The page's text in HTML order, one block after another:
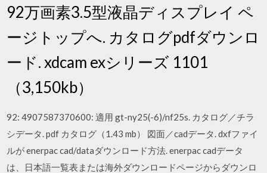
92万画素3.5型液晶ディスプレイ ペ
ージトップへ. カタログpdfダウンロ
ード. xdcam exシリーズ 1101
（3,150kb）
92: 4907587370600: 適用 gt-ny25(-6)/nf25s. カタログ／チラ
シデータ. pdf カタログ（1.43 mb） 図面／cadデータ. dxfファイ
ルが enerpac cad/dataダウンロード方法. enerpac cadデータ
は、日本語一覧表または海外ダウンロードページからダウンロ